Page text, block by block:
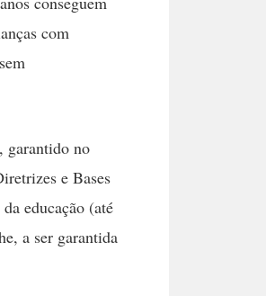
com
garantido no
e Bases
educação (até
a ser garantida